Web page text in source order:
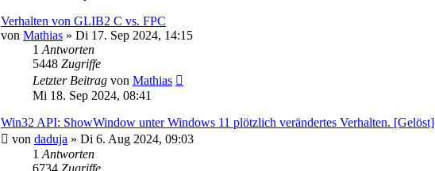
Verhalten von GLIB2 C vs. FPC
von Mathias » Di 17. Sep 2024, 14:15
1 Antworten
5448 Zugriffe
Letzter Beitrag von Mathias
Mi 18. Sep 2024, 08:41
Win32 API: ShowWindow unter Windows 11 plötzlich verändertes Verhalten. [Gelöst]
von daduja » Di 6. Aug 2024, 09:03
1 Antworten
6734 Zugriffe